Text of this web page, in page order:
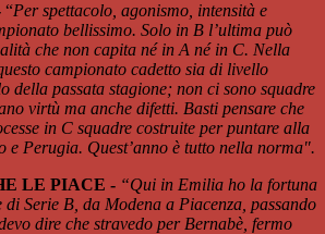
“Per spettacolo, agonismo, intensità e
bellissimo. Solo in B l’ultima può
che non capita né in A né in C. Nella
campionato cadetto sia di livello
della passata stagione; non ci sono squadre
virtù ma anche difetti. Basti pensare che
in C squadre costruite per puntare alla
e Perugia. Quest’anno è tutto nella norma".
LE PIACE - “Qui in Emilia ho la fortuna
Serie B, da Modena a Piacenza, passando
dire che stravedo per Bernabè, fermo